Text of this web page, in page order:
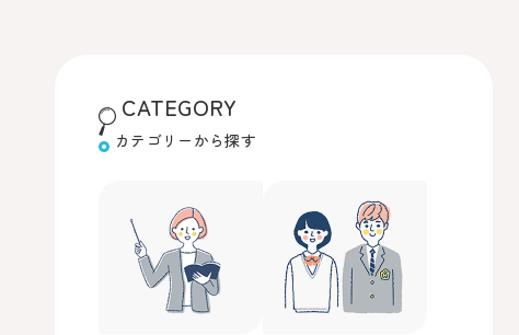
CATEGORY
カテゴリーから探す